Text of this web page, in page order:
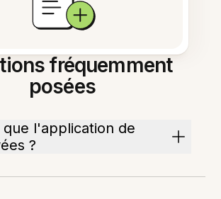
fréquemment
posées
l'application de
?